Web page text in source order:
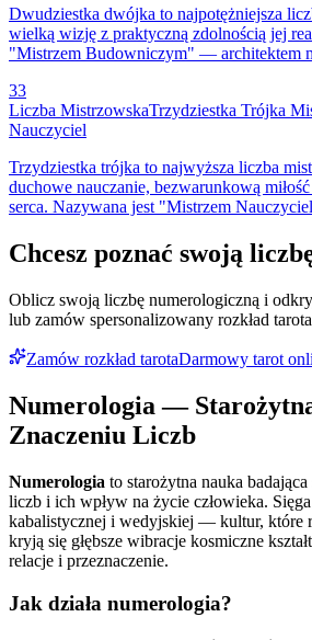
Dwudziestka dwójka to najpotężniejsza
wielką wizję z praktyczną zdolnością jej
"Mistrzem Budowniczym" — architektem
33
Liczba MistrzowskaTrzydziestka Trójka
Nauczyciel
Trzydziestka trójka to najwyższa liczba
duchowe nauczanie, bezwarunkową
serca. Nazywana jest "Mistrzem
Chcesz poznać swoją
Oblicz swoją liczbę numerologiczną i
lub zamów spersonalizowany rozkład
Zamów rozkład tarotaDarmowy tarot
Numerologia —
Znaczeniu Liczb
Numerologia to starożytna nauka
liczb i ich wpływ na życie człowieka.
kabalistycznej i wedyjskiej — kultur, które
kryją się głębsze wibracje kosmiczne
relacje i przeznaczenie.
Jak działa numerologia?